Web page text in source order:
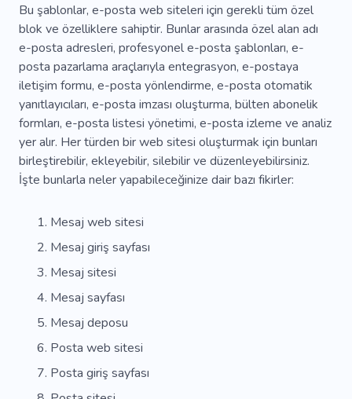
Ofis Taşınması
Işletmeler Için Siteler
Yatırım
Çalışma Alanı
Stoklamak
Teslim Etmek
Nakliye
Sevk Personeli
Kurye Hizmetleri
Kurye
Nakliye Acentesi
Teslimat
Posta Hizmeti
Distribütör
Tedarikçi
Tutmak Kutu
Üçüncü Şahıs
Kuru Depolama
Yeniden Markalama
Web Geliştirme
Destek
Pazarlama
Bu şablonlar, e-posta web siteleri için gerekli tüm özel
blok ve özelliklere sahiptir. Bunlar arasında özel alan adı
e-posta adresleri, profesyonel e-posta şablonları, e-
posta pazarlama araçlarıyla entegrasyon, e-postaya
iletişim formu, e-posta yönlendirme, e-posta otomatik
yanıtlayıcıları, e-posta imzası oluşturma, bülten abonelik
formları, e-posta listesi yönetimi, e-posta izleme ve analiz
yer alır. Her türden bir web sitesi oluşturmak için bunları
birleştirebilir, ekleyebilir, silebilir ve düzenleyebilirsiniz.
İşte bunlarla neler yapabileceğinize dair bazı fikirler:
Mesaj web sitesi
Mesaj giriş sayfası
Mesaj sitesi
Mesaj sayfası
Mesaj deposu
Posta web sitesi
Posta giriş sayfası